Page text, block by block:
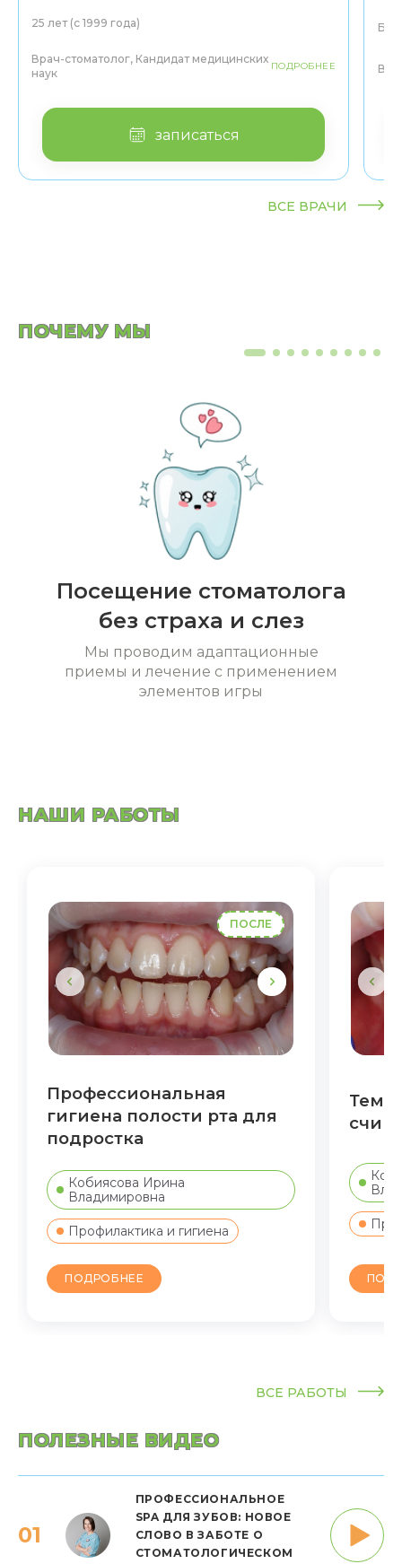
25 лет (с 1999 года)
Врач-стоматолог, Кандидат медицинских
наук
ПОДРОБНЕЕ
записаться
ВСЕ ВРАЧИ
ПОЧЕМУ МЫ
Посещение стоматолога
без страха и слез
Мы проводим адаптационные
приемы и лечение с применением
элементов игры
НАШИ РАБОТЫ
ПОСЛЕ
Профессиональная
гигиена полости рта для
подростка
Кобиясова Ирина
Владимировна
Профилактика и гигиена
ПОДРОБНЕЕ
ВСЕ РАБОТЫ
ПОЛЕЗНЫЕ ВИДЕО
01
ПРОФЕССИОНАЛЬНОЕ
SPA ДЛЯ ЗУБОВ: НОВОЕ
СЛОВО В ЗАБОТЕ О
СТОМАТОЛОГИЧЕСКОМ